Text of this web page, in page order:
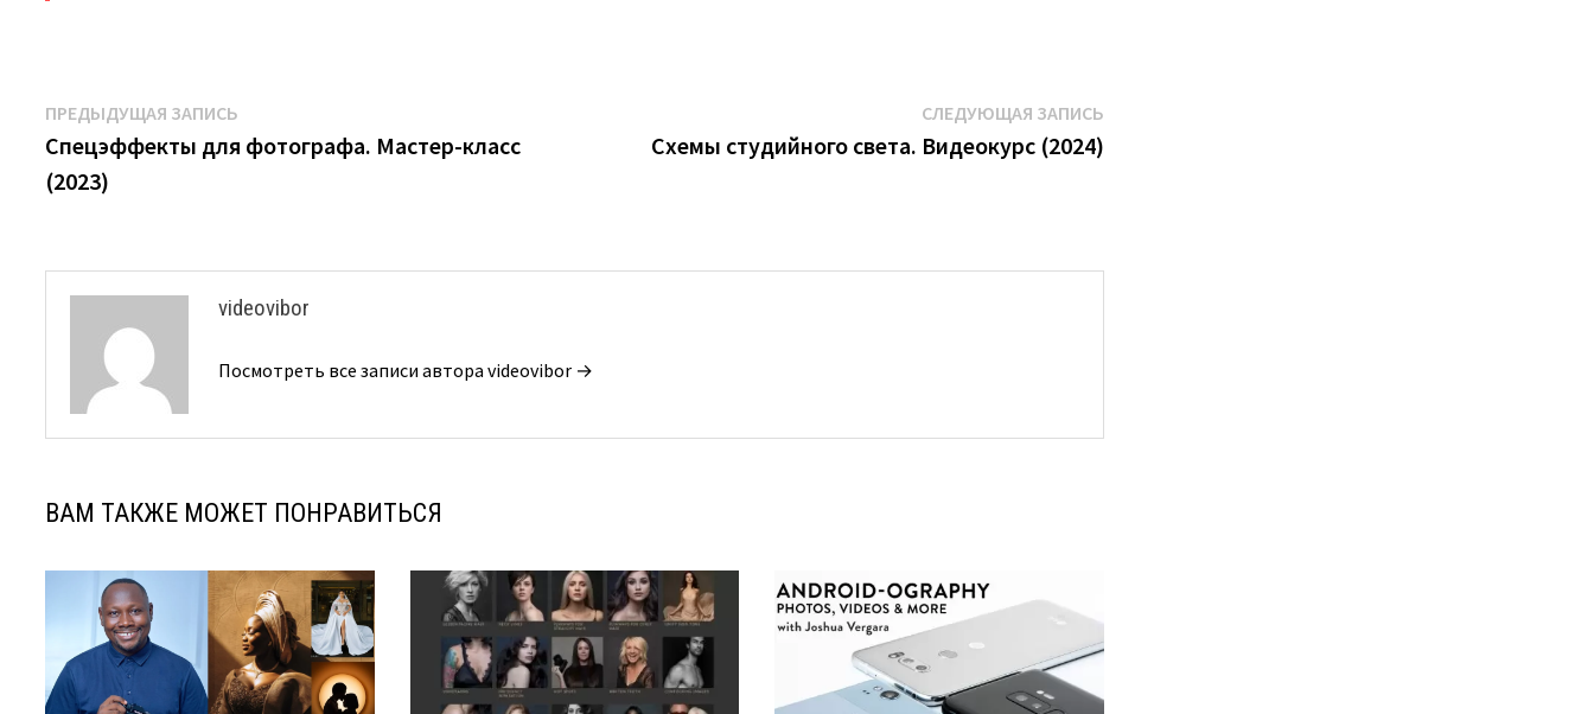
Навигация
по
записям
ПРЕДЫДУЩАЯ ЗАПИСЬ
запись:
Спецэффекты для фотографа. Мастер-класс
(2023)
СЛЕДУЮЩАЯ ЗАПИСЬСледующая
запись:
Схемы студийного света. Видеокурс (2024)
videovibor
Посмотреть все записи автора videovibor →
ВАМ ТАКЖЕ МОЖЕТ ПОНРАВИТЬСЯ